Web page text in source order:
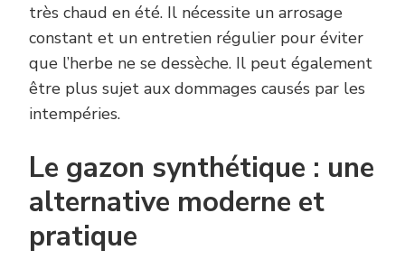
très chaud en été. Il nécessite un arrosage
constant et un entretien régulier pour éviter
que l’herbe ne se dessèche. Il peut également
être plus sujet aux dommages causés par les
intempéries.
Le gazon synthétique : une
alternative moderne et
pratique